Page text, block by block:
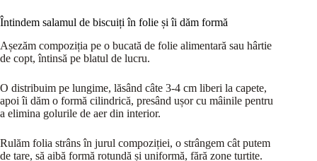
Întindem salamul de biscuiți în folie și îi dăm formă
Așezăm compoziția pe o bucată de folie alimentară sau hârtie
de copt, întinsă pe blatul de lucru.
O distribuim pe lungime, lăsând câte 3-4 cm liberi la capete,
apoi îi dăm o formă cilindrică, presând ușor cu mâinile pentru
a elimina golurile de aer din interior.
Rulăm folia strâns în jurul compoziției, o strângem cât putem
de tare, să aibă formă rotundă și uniformă, fără zone turtite.